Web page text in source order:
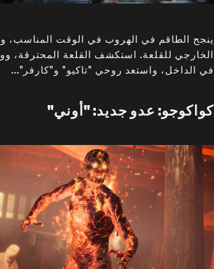
ينجح الطاقم في الهروب في الوقت المناسب،
الخارجي للقلعة. استكشف القلعة المحترقة،
في الداخل، واستعد روحي "تاكيو" و"كارفر"...
كواكوجو: عدو جديد: "أوني"